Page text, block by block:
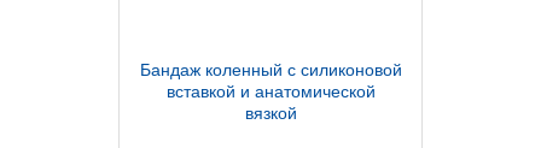
Бандаж коленный с силиконовой
вставкой и анатомической
вязкой